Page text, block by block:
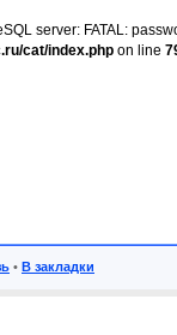
server: FATAL:
cat/index.php on line
• В закладки